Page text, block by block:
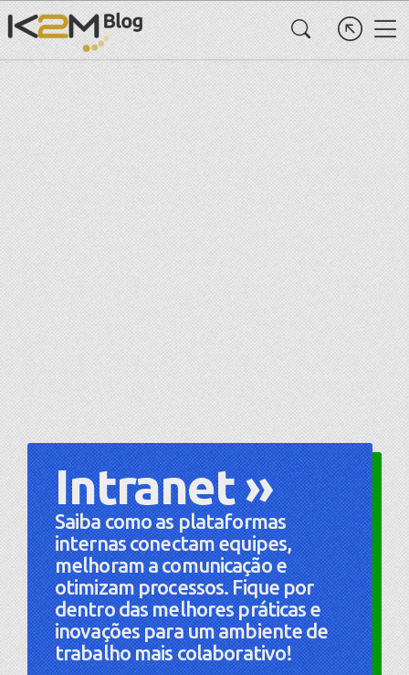
Intranet »
Saiba como as plataformas
internas conectam equipes,
melhoram a comunicação e
otimizam processos. Fique por
dentro das melhores práticas e
inovações para um ambiente de
trabalho mais colaborativo!